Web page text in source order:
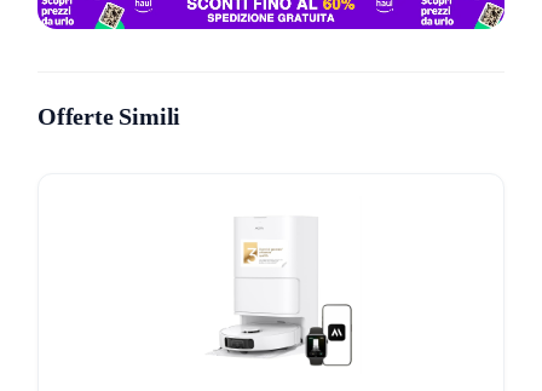
intelligenti e risparmiare.
Approfittarne è semplice e veloce:
Lo sconto è applicato automaticamente al carrello.
Verifica il totale e completa l’ordine.
Niente passaggi inutili, tutto diretto.
Offerte Simili